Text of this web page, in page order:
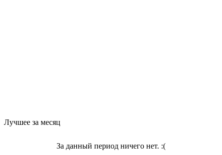
Лучшее за месяц
За данный период ничего нет. :(